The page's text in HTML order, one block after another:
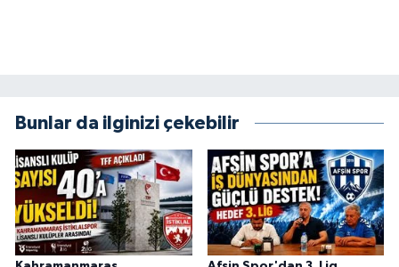
Bunlar da ilginizi çekebilir
BİLİM TEKNOLOJİ
ASAYİŞ
SEÇİM 2015